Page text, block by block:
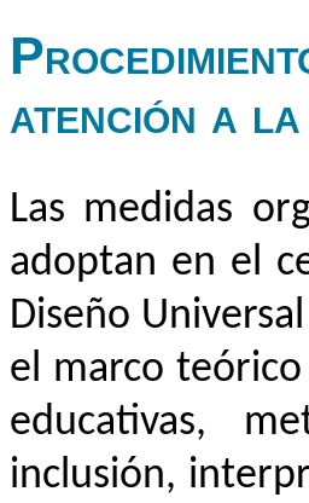
atención a
Las medidas
adoptan en el
Diseño
el marco
educativas,
inclusión,